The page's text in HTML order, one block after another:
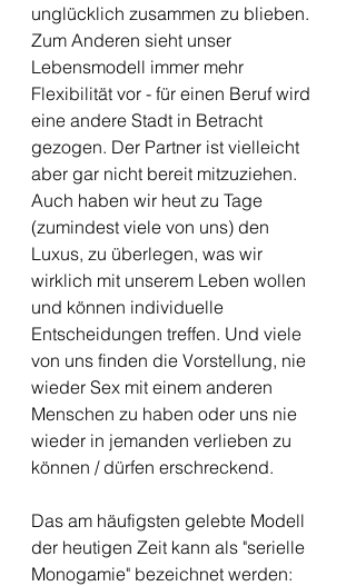
unglücklich zusammen zu blieben.
Zum Anderen sieht unser
Lebensmodell immer mehr
Flexibilität vor - für einen Beruf wird
eine andere Stadt in Betracht
gezogen. Der Partner ist vielleicht
aber gar nicht bereit mitzuziehen.
Auch haben wir heut zu Tage
(zumindest viele von uns) den
Luxus, zu überlegen, was wir
wirklich mit unserem Leben wollen
und können individuelle
Entscheidungen treffen. Und viele
von uns finden die Vorstellung, nie
wieder Sex mit einem anderen
Menschen zu haben oder uns nie
wieder in jemanden verlieben zu
können / dürfen erschreckend.
Das am häufigsten gelebte Modell
der heutigen Zeit kann als "serielle
Monogamie" bezeichnet werden: